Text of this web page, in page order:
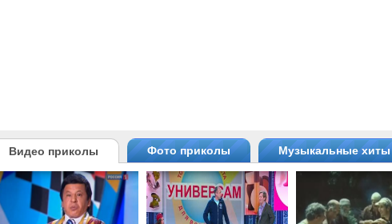
Видео приколы Фото приколы Музыкальные хиты